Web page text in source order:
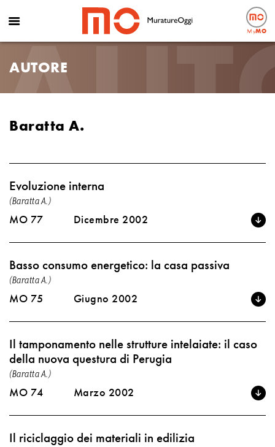
MyMO
AUTORE
Baratta A.
Evoluzione interna
(Baratta A.)
MO 77 Dicembre 2002
Basso consumo energetico: la casa passiva
(Baratta A.)
MO 75 Giugno 2002
Il tamponamento nelle strutture intelaiate: il caso
della nuova questura di Perugia
(Baratta A.)
MO 74 Marzo 2002
Il riciclaggio dei materiali in edilizia